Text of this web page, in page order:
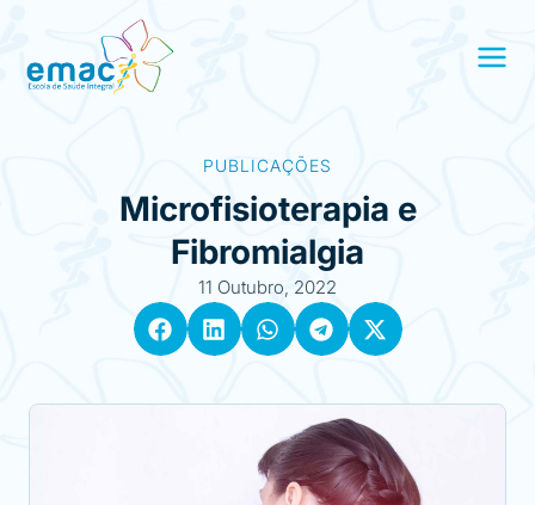
PUBLICAÇÕES
Microfisioterapia e
Fibromialgia
11 Outubro, 2022